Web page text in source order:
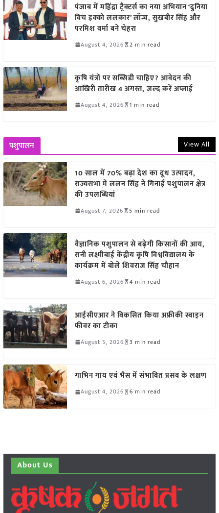
पंजाब में महिंद्रा ट्रैक्टर्स का नया अभियान ‘दुनिया
विच इक्को ललकार’ लॉन्च, सुखबीर सिंह और
परमिश वर्मा बने चेहरा
August 4, 2026 2 min read
कृषि यंत्रों पर सब्सिडी चाहिए? आवेदन की
आखिरी तारीख 4 अगस्त, जल्द करें अप्लाई
August 4, 2026 1 min read
पशुपालन View All
10 साल में 70% बढ़ा देश का दूध उत्पादन,
राज्यसभा में ललन सिंह ने गिनाईं पशुपालन क्षेत्र
की उपलब्धियां
August 7, 2026 5 min read
वैज्ञानिक पशुपालन से बढ़ेगी किसानों की आय,
रानी लक्ष्मीबाई केंद्रीय कृषि विश्वविद्यालय के
कार्यक्रम में बोले शिवराज सिंह चौहान
August 6, 2026 4 min read
आईसीएआर ने विकसित किया अफ्रीकी स्वाइन
फीवर का टीका
August 5, 2026 3 min read
गाभिन गाय एवं भैंस में संभावित प्रसव के लक्षण
August 4, 2026 6 min read
About Us